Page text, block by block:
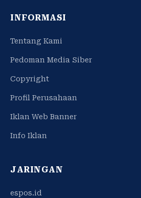
INFORMASI
Tentang Kami
Pedoman Media Siber
Copyright
Profil Perusahaan
Iklan Web Banner
Info Iklan
JARINGAN
espos.id